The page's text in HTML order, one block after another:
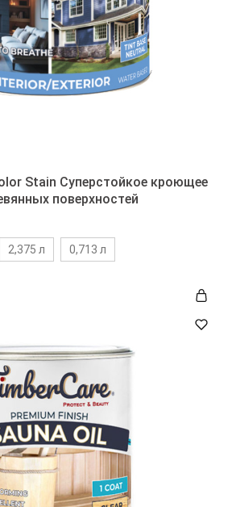
Stain Суперстойкое кроющее
поверхностей
2,375 л 0,713 л